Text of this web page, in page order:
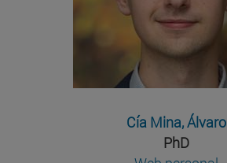
Cía Mina, Álvaro
PhD